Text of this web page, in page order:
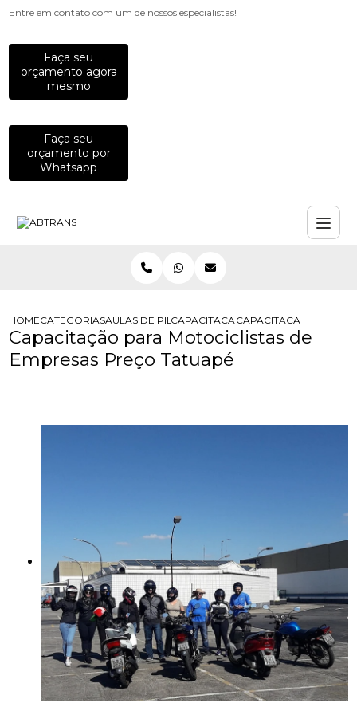
Entre em contato com um de nossos especialistas!
Faça seu
orçamento agora
mesmo
Faça seu
orçamento por
Whatsapp
HOMECATEGORIASAULAS DE PILOTAGEM PARA EMPRESAS
CAPACITACAO PARACAPACITACAO PARA
Capacitação para Motociclistas de
Empresas Preço Tatuapé